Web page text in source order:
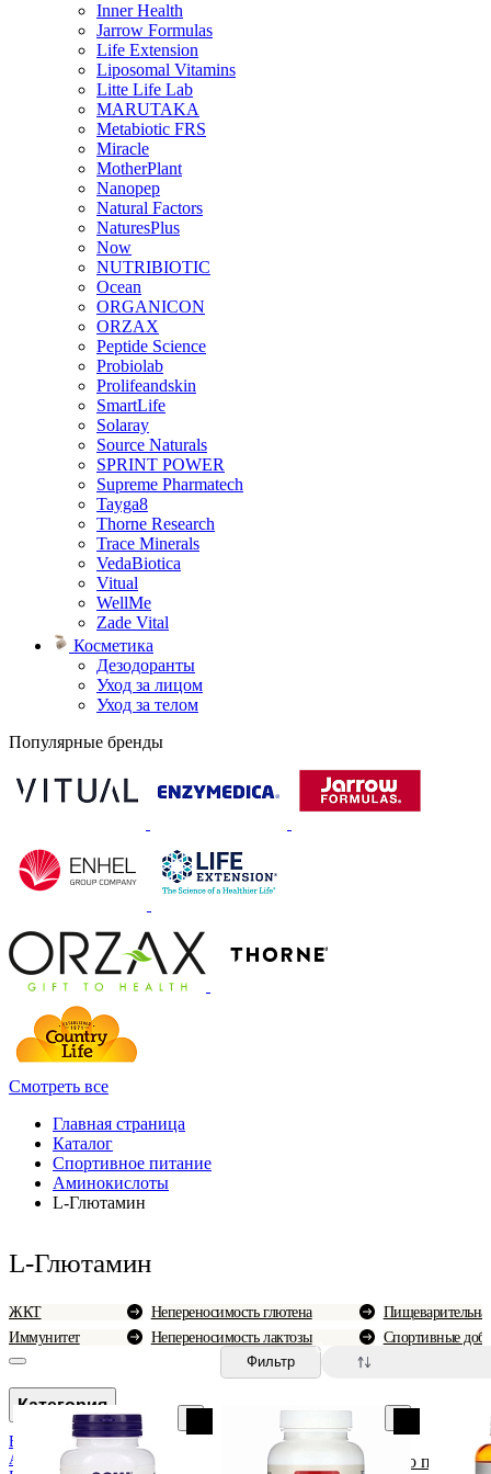
Inner Health
Jarrow Formulas
Life Extension
Liposomal Vitamins
Litte Life Lab
MARUTAKA
Metabiotic FRS
Miracle
MotherPlant
Nanopep
Natural Factors
NaturesPlus
Now
NUTRIBIOTIC
Ocean
ORGANICON
ORZAX
Peptide Science
Probiolab
Prolifeandskin
SmartLife
Solaray
Source Naturals
SPRINT POWER
Supreme Pharmatech
Tayga8
Thorne Research
Trace Minerals
VedaBiotica
Vitual
WellMe
Zade Vital
Косметика
Дезодоранты
Уход за лицом
Уход за телом
Популярные бренды
Смотреть все
Главная страница
Каталог
Спортивное питание
Аминокислоты
L-Глютамин
L-Глютамин
ЖКТ
Иммунитет
Непереносимость глютена
Непереносимость лактозы
Спортивные
Категория
BCAA
Аргинин
Фильтр
0
По